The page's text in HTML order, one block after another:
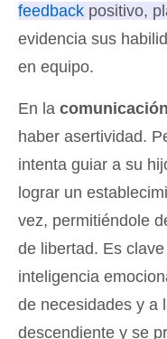
feedback positivo,
evidencia sus
en equipo.
En la
haber asertividad.
intenta guiar a su
lograr un
vez, permitiéndole
de libertad. Es
inteligencia
de necesidades y a
descendiente y se